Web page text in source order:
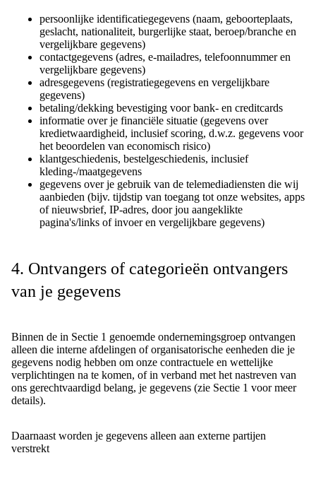
persoonlijke identificatiegegevens (naam, geboorteplaats,
geslacht, nationaliteit, burgerlijke staat, beroep/branche en
vergelijkbare gegevens)
contactgegevens (adres, e-mailadres, telefoonnummer en
vergelijkbare gegevens)
adresgegevens (registratiegegevens en vergelijkbare
gegevens)
betaling/dekking bevestiging voor bank- en creditcards
informatie over je financiële situatie (gegevens over
kredietwaardigheid, inclusief scoring, d.w.z. gegevens voor
het beoordelen van economisch risico)
klantgeschiedenis, bestelgeschiedenis, inclusief
kleding-/maatgegevens
gegevens over je gebruik van de telemediadiensten die wij
aanbieden (bijv. tijdstip van toegang tot onze websites, apps
of nieuwsbrief, IP-adres, door jou aangeklikte
pagina's/links of invoer en vergelijkbare gegevens)
4. Ontvangers of categorieën ontvangers
van je gegevens
Binnen de in Sectie 1 genoemde ondernemingsgroep ontvangen
alleen die interne afdelingen of organisatorische eenheden die je
gegevens nodig hebben om onze contractuele en wettelijke
verplichtingen na te komen, of in verband met het nastreven van
ons gerechtvaardigd belang, je gegevens (zie Sectie 1 voor meer
details).
Daarnaast worden je gegevens alleen aan externe partijen
verstrekt